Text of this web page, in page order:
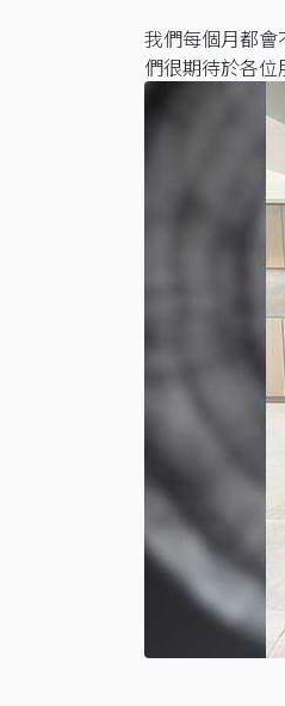
我們每個月都
們很期待於各